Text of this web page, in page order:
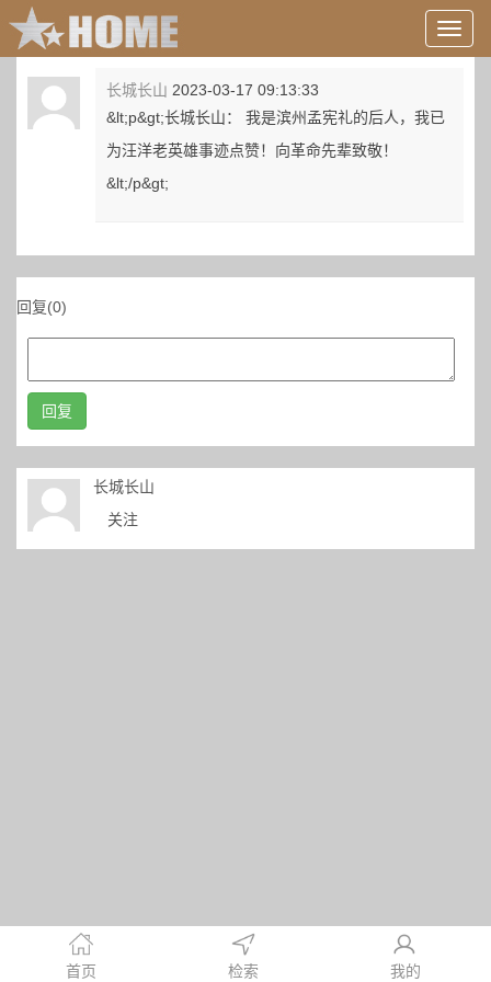
用
户
长城长山 2023-03-17 09:13:33
&lt;p&gt;长城长山： 我是滨州孟宪礼的后人，我已
为汪洋老英雄事迹点赞！向革命先辈致敬！
&lt;/p&gt;
回复(0)
回复
长城长山
关注
首页 检索 我的